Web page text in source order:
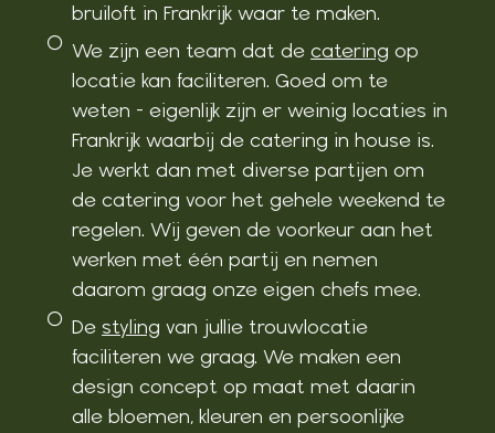
bruiloft in Frankrijk waar te maken.
We zijn een team dat decatering op
locatie kan faciliteren. Goed om te
weten - eigenlijk zijn er weinig locaties in
Frankrijk waarbij de catering in house is.
Je werkt dan met diverse partijen om
de catering voor het gehele weekend te
regelen. Wij geven de voorkeur aan het
werken met één partij en nemen
daarom graag onze eigen chefs mee.
Destyling van jullie trouwlocatie
faciliteren we graag. We maken een
design concept op maat met daarin
alle bloemen, kleuren en persoonlijke